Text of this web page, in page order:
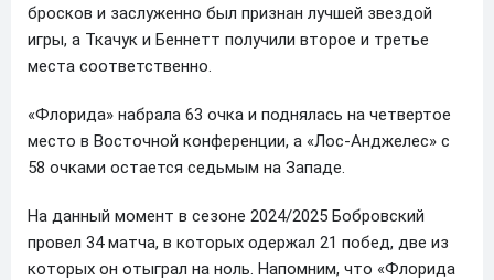
бросков и заслуженно был признан лучшей звездой
игры, а Ткачук и Беннетт получили второе и третье
места соответственно.
«Флорида» набрала 63 очка и поднялась на четвертое
место в Восточной конференции, а «Лос-Анджелес» с
58 очками остается седьмым на Западе.
На данный момент в сезоне 2024/2025 Бобровский
провел 34 матча, в которых одержал 21 побед, две из
которых он отыграл на ноль. Напомним, что «Флорида